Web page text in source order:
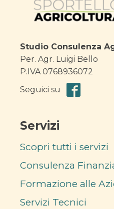
Studio Consulenza
Per. Agr. Luigi Bello
P.IVA 0768936072
Seguici su
Servizi
Scopri tutti i servizi
Consulenza
Formazione alle
Servizi Tecnici